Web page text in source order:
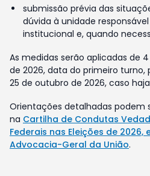
submissão prévia das
dúvida à unidade
institucional e, quando
As medidas serão aplicadas de
de 2026, data do primeiro
25 de outubro de 2026, caso
Orientações detalhadas podem
na Cartilha de Condutas
Federais nas Eleições de
Advocacia-Geral da União.